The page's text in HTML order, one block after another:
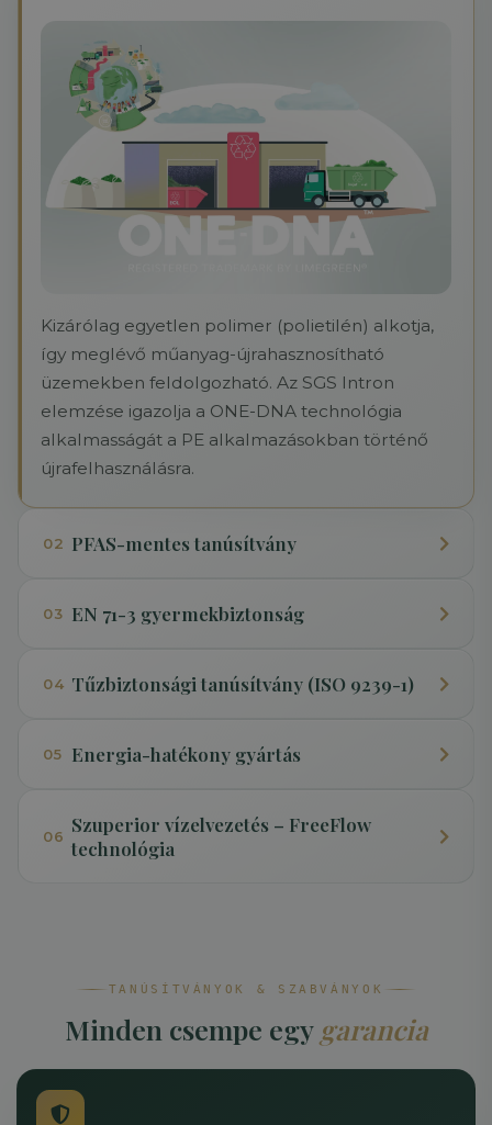
Kizárólag egyetlen polimer (polietilén) alkotja,
így meglévő műanyag-újrahasznosítható
üzemekben feldolgozható. Az SGS Intron
elemzése igazolja a ONE-DNA technológia
alkalmasságát a PE alkalmazásokban történő
újrafelhasználásra.
02 PFAS-mentes tanúsítvány
03 EN 71-3 gyermekbiztonság
04 Tűzbiztonsági tanúsítvány (ISO 9239-1)
05 Energia-hatékony gyártás
06 Szuperior vízelvezetés – FreeFlow
technológia
TANÚSÍTVÁNYOK & SZABVÁNYOK
Minden csempe egy garancia